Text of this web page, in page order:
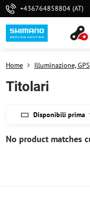
+436764858804 (AT)
Home Illuminazione, GPS
Titolari
Disponibili prima